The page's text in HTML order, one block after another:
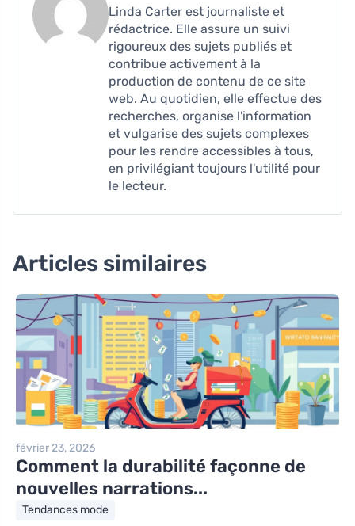
Linda Carter est journaliste et
rédactrice. Elle assure un suivi
rigoureux des sujets publiés et
contribue activement à la
production de contenu de ce site
web. Au quotidien, elle effectue des
recherches, organise l'information
et vulgarise des sujets complexes
pour les rendre accessibles à tous,
en privilégiant toujours l'utilité pour
le lecteur.
Articles similaires
février 23, 2026
Comment la durabilité façonne de
nouvelles narrations...
Tendances mode